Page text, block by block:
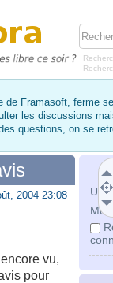
de Framasoft, ferme
les discussions
questions, on se
Mot
2004 23:08
vu,
pour